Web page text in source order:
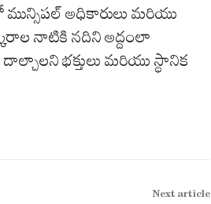
మున్సిపల్ అధికారులు మరియు
నాటికి నదిని అద్దంలా
భక్తులు మరియు స్థానిక
Next article